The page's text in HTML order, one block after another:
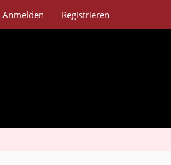
Anmelden Registrieren